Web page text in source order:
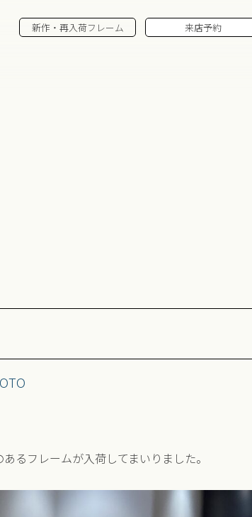
新作・再入荷フレーム 来店予約
OTO
るフレームが入荷してまいりました。